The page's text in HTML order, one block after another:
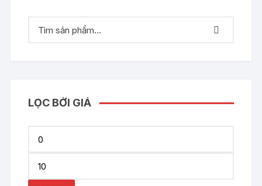
LỌC BỞI GIÁ